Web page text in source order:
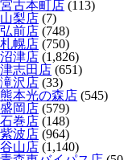
宮古本町店 (113)
山梨店 (7)
弘前店 (748)
札幌店 (750)
沼津店 (1,826)
津志田店 (651)
滝沢店 (33)
熊本光の森店 (545)
盛岡店 (579)
石巻店 (148)
紫波店 (964)
谷山店 (1,140)